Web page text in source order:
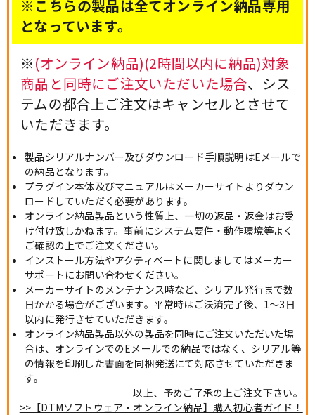
※こちらの製品は全てオンライン納品専用
となっています。
※(オンライン納品)(2時間以内に納品)対象
商品と同時にご注文いただいた場合、シス
テムの都合上ご注文はキャンセルとさせて
いただきます。
製品シリアルナンバー及びダウンロード手順説明はEメールで
の納品となります。
プラグイン本体及びマニュアルはメーカーサイトよりダウン
ロードしていただく必要があります。
オンライン納品製品という性質上、一切の返品・返金はお受
け付け致しかねます。事前にシステム要件・動作環境等よく
ご確認の上でご注文ください。
インストール方法やアクティベートに関しましてはメーカー
サポートにお問い合わせください。
メーカーサイトのメンテナンス時など、シリアル発行まで数
日かかる場合がございます。平常時はご決済完了後、1～3日
以内に発行させていただきます。
オンライン納品製品以外の製品を同時にご注文いただいた場
合は、オンラインでのEメールでの納品ではなく、シリアル等
の情報を印刷した書面を同梱発送にて対応させていただきま
す。
以上、予めご了承の上ご注文下さい。
>>【DTMソフトウェア・オンライン納品】購入初心者ガイド！